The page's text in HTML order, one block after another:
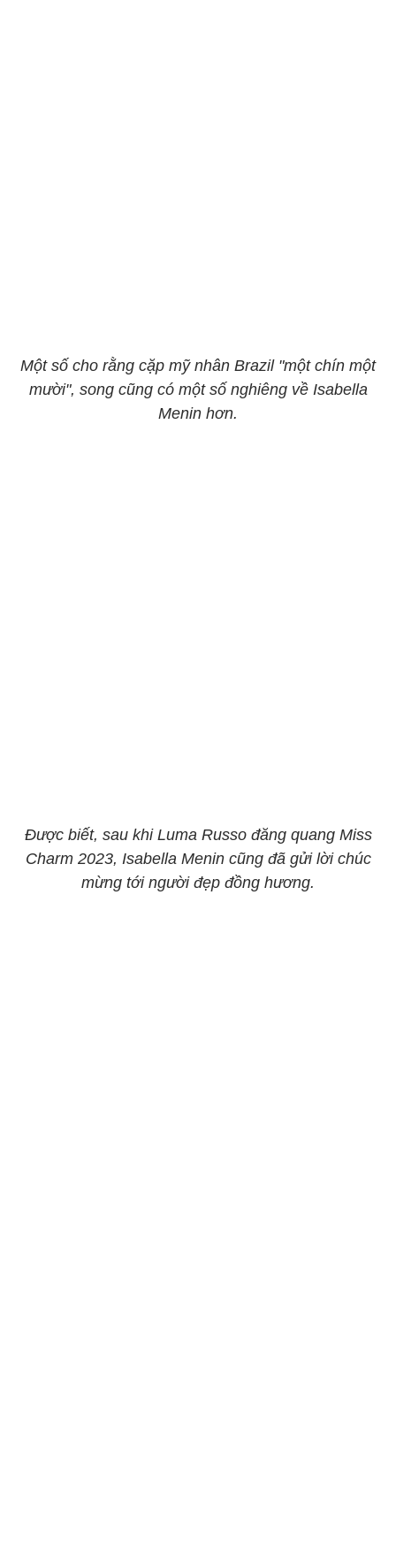
Một số cho rằng cặp mỹ nhân Brazil "một chín một
mười", song cũng có một số nghiêng về Isabella
Menin hơn.
Được biết, sau khi Luma Russo đăng quang Miss
Charm 2023, Isabella Menin cũng đã gửi lời chúc
mừng tới người đẹp đồng hương.